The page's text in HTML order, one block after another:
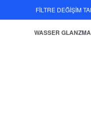
FİLTRE DEĞİŞİM
WASSER GLANZ